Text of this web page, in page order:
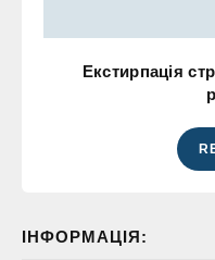
Екстирпація
ІНФОРМАЦІЯ: